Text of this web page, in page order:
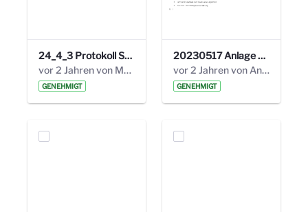
24_4_3 Protokoll Steuerungskreis.pdf
vor 2 Jahren von Marcel Eckert
GENEHMIGT
20230517 Anlage 1_35. Steuerungskreis.pdf
vor 2 Jahren von Anni Schlumberger
GENEHMIGT